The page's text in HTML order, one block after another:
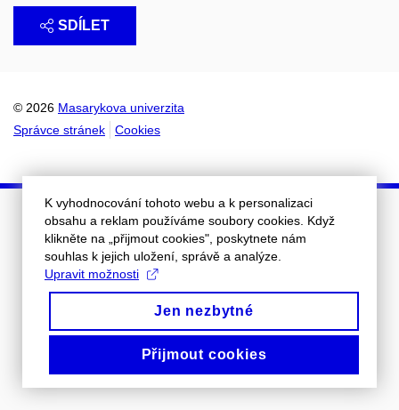
SDÍLET
© 2026 Masarykova univerzita
Správce stránek
Cookies
K vyhodnocování tohoto webu a k personalizaci
obsahu a reklam používáme soubory cookies. Když
klikněte na „přijmout cookies", poskytnete nám
souhlas k jejich uložení, správě a analýze.
Upravit možnosti
Jen nezbytné
Přijmout cookies